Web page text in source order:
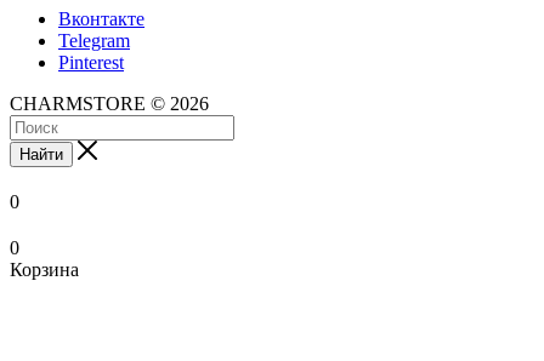
Вконтакте
Telegram
Pinterest
CHARMSTORE © 2026
Найти
0
0
Корзина